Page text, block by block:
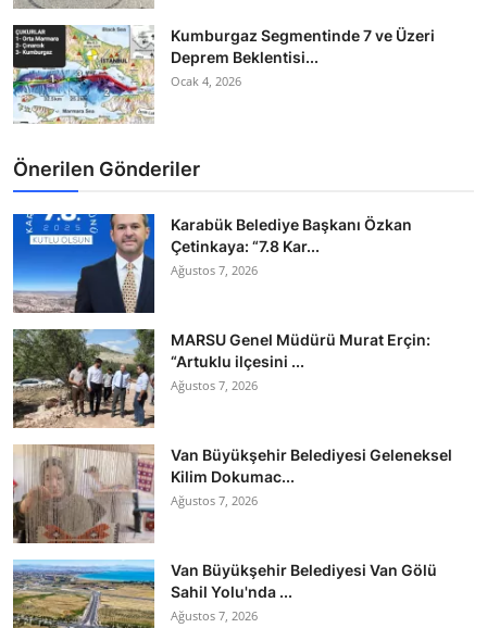
Kumburgaz Segmentinde 7 ve Üzeri
Deprem Beklentisi...
Ocak 4, 2026
Önerilen Gönderiler
Karabük Belediye Başkanı Özkan
Çetinkaya: “7.8 Kar...
Ağustos 7, 2026
MARSU Genel Müdürü Murat Erçin:
“Artuklu ilçesini ...
Ağustos 7, 2026
Van Büyükşehir Belediyesi Geleneksel
Kilim Dokumac...
Ağustos 7, 2026
Van Büyükşehir Belediyesi Van Gölü
Sahil Yolu'nda ...
Ağustos 7, 2026